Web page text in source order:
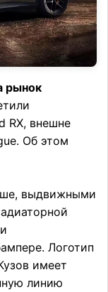
рынок
RX, внешне
Об этом
выдвижными
Логотип
имеет
линию